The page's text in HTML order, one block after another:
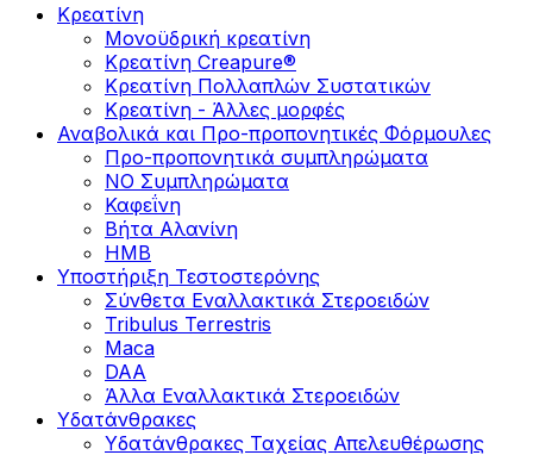
Κρεατίνη
Μονοϋδρική κρεατίνη
Κρεατίνη Creapure®
Κρεατίνη Πολλαπλών Συστατικών
Κρεατίνη - Άλλες μορφές
Αναβολικά και Προ-προπονητικές Φόρμουλες
Προ-προπονητικά συμπληρώματα
ΝΟ Συμπληρώματα
Καφεΐνη
Βήτα Αλανίνη
HMB
Υποστήριξη Τεστοστερόνης
Σύνθετα Εναλλακτικά Στεροειδών
Tribulus Terrestris
Maca
DAA
Άλλα Εναλλακτικά Στεροειδών
Υδατάνθρακες
Υδατάνθρακες Ταχείας Απελευθέρωσης